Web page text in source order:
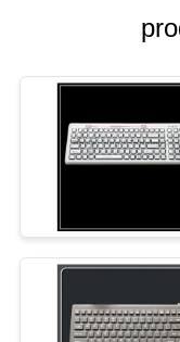
PRIVACY